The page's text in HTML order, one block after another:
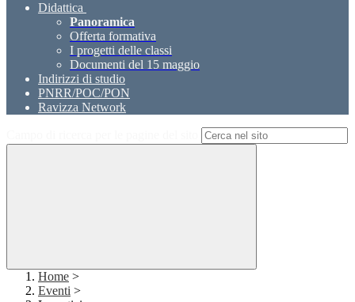
Didattica
Panoramica
Offerta formativa
I progetti delle classi
Documenti del 15 maggio
Indirizzi di studio
PNRR/POC/PON
Ravizza Network
Home >
Eventi >